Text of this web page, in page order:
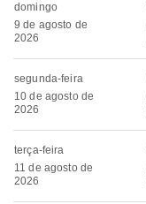
domingo
9 de agosto de
2026
segunda-feira
10 de agosto de
2026
terça-feira
11 de agosto de
2026